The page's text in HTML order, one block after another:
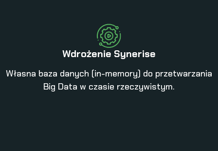
Wdrożenie Synerise
Własna baza danych (in-memory) do przetwarzania
Big Data w czasie rzeczywistym.